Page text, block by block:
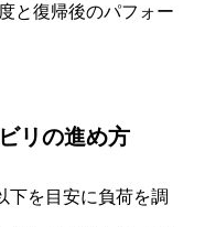
と復帰後のパフォー
リの進め方
下を目安に負荷を調